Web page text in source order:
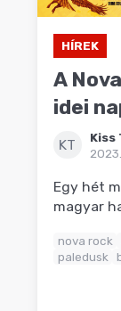
HÍREK
A
idei
KT
Kiss
Egy hét
magyar
nova rock
paledusk